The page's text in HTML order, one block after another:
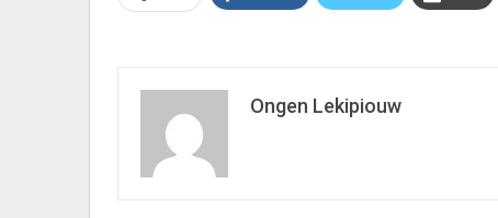
Ongen Lekipiouw